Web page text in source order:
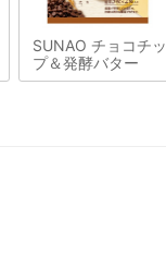
SUNAO チョコチッ
プ＆発酵バター